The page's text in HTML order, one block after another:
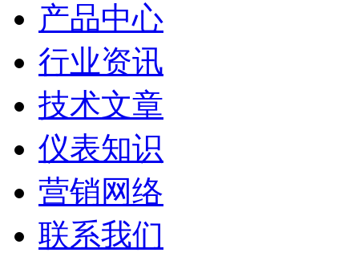
产品中心
行业资讯
技术文章
仪表知识
营销网络
联系我们